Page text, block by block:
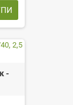
-